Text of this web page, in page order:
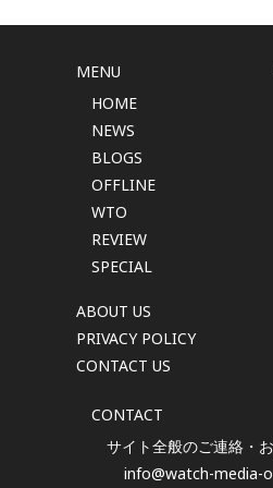
MENU
HOME
NEWS
BLOGS
OFFLINE
WTO
REVIEW
SPECIAL
ABOUT US
PRIVACY POLICY
CONTACT US
CONTACT
サイト全般のご連絡・
info@watch-media-